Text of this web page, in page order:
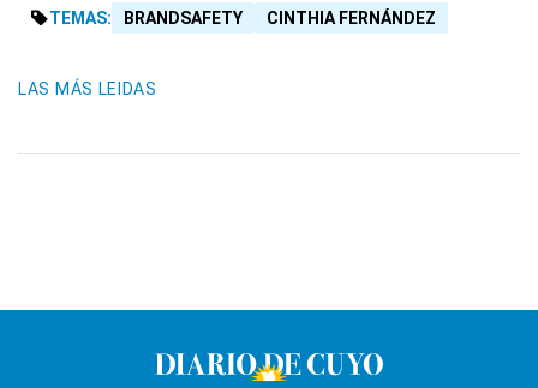
TEMAS: BRANDSAFETY CINTHIA FERNÁNDEZ
LAS MÁS LEIDAS